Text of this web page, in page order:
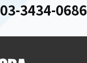
03-3434-0686